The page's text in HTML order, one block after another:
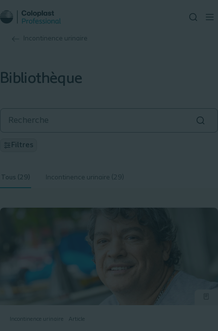
Incontinence urinaire
Bibliothèque
Filtres
Tous (29) Incontinence urinaire (29)
Incontinence urinaire Article